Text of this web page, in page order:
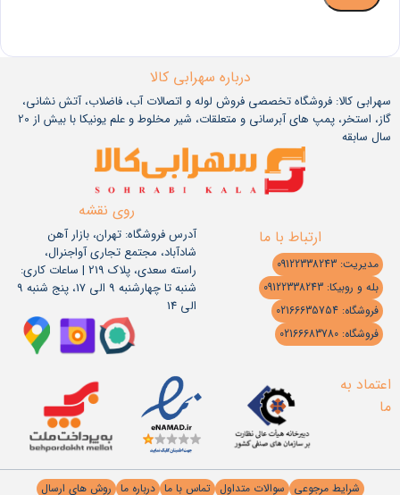
درباره سهرابی کالا
سهرابی کالا: فروشگاه تخصصی فروش لوله و اتصالات آب، فاضلاب، آتش نشانی،
گاز، استخر، پمپ های آبرسانی و متعلقات، شیر مخلوط و علم یونیکا با بیش از 20
سال سابقه
ارتباط با ما
مدیریت: 09122338243
بله و روبیکا: 09122338243
فروشگاه: 02166635754
فروشگاه: 02166683780
روی نقشه
آدرس فروشگاه: تهران، بازار آهن
شادآباد، مجتمع تجاری آواجنرال،
راسته سعدی، پلاک 219 | ساعات کاری:
شنبه تا چهارشنبه 9 الی 17، پنج شنبه 9
الی 14
اعتماد به
ما
شرایط مرجوعی سوالات متداول تماس با ما درباره ما روش های ارسال